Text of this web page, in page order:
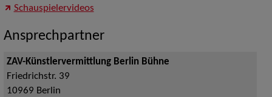
Schauspielervideos
Ansprechpartner
ZAV-Künstlervermittlung Berlin Bühne
Friedrichstr. 39
10969 Berlin